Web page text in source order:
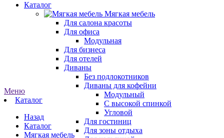
Каталог
Мягкая мебель
Для салона красоты
Для офиса
Модульная
Для бизнеса
Для отелей
Диваны
Без подлокотников
Диваны для кофейни
Модульный
С высокой спинкой
Угловой
Для гостиниц
Для зоны отдыха
Меню
Каталог
Назад
Каталог
Мягкая мебель